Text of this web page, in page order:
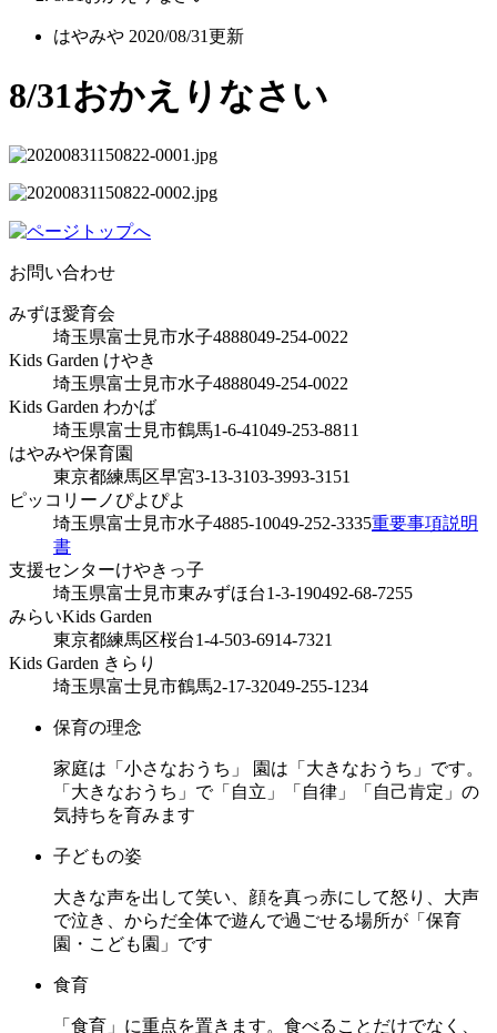
はやみや 2020/08/31更新
8/31おかえりなさい
お問い合わせ
みずほ愛育会
埼玉県富士見市水子4888049-254-0022
Kids Garden けやき
埼玉県富士見市水子4888049-254-0022
Kids Garden わかば
埼玉県富士見市鶴馬1-6-41049-253-8811
はやみや保育園
東京都練馬区早宮3-13-3103-3993-3151
ピッコリーノぴよぴよ
埼玉県富士見市水子4885-10049-252-3335重要事項説明
書
支援センターけやきっ子
埼玉県富士見市東みずほ台1-3-190492-68-7255
みらいKids Garden
東京都練馬区桜台1-4-503-6914-7321
Kids Garden きらり
埼玉県富士見市鶴馬2-17-32049-255-1234
保育の理念
家庭は「小さなおうち」 園は「大きなおうち」です。
「大きなおうち」で「自立」「自律」「自己肯定」の
気持ちを育みます
子どもの姿
大きな声を出して笑い、顔を真っ赤にして怒り、大声
で泣き、からだ全体で遊んで過ごせる場所が「保育
園・こども園」です
食育
「食育」に重点を置きます。食べることだけでなく、